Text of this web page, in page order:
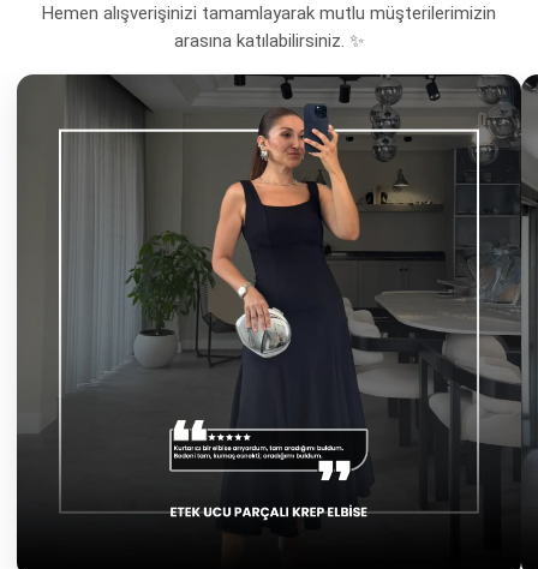
Hemen alışverişinizi tamamlayarak mutlu müşterilerimizin
arasına katılabilirsiniz. ✨